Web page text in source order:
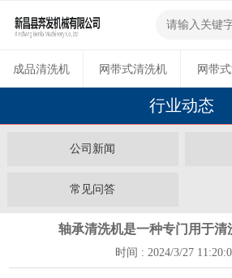
成品清洗机 网带式清洗机 网带
多功能烘干机行业动态
公司新闻
常见问答
轴承清洗机是一种专门用于清
时间 : 2024/3/27